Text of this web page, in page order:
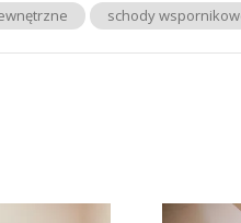
schody